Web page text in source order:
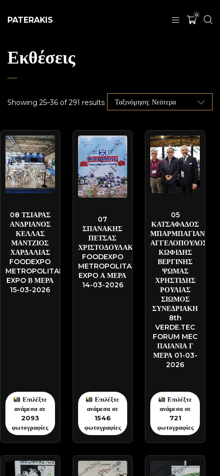
PATERAKIS
0
Εκθέσεις
Showing 25–36 of 291 results
08 ΤΣΙΑΡΑΣ
ΑΝΔΡΙΑΝΟΣ
ΚΕΛΛΑΣ
ΜΑΝΤΖΙΟΣ
ΧΑΡΔΑΛΙΑΣ
FOODEXPO
METROPOLITAN
EXPO Β ΜΕΡΑ
15-03-2026
Επιλέξτε
ανάμεσα σε
2093
φωτογραφίες
07
ΣΠΑΝΑΚΗΣ
ΠΕΤΣΑΣ
ΧΡΙΣΤΟΔΟΥΛΑΚΗΣ
FOODEXPO
METROPOLITAN
EXPO Α ΜΕΡΑ
14-03-2026
Επιλέξτε
ανάμεσα σε
1546
φωτογραφίες
05
ΚΑΤΣΑΦΑΔΟΣ
ΜΠΑΡΜΠΑΓΙΑΝΝΗ
ΑΓΓΕΛΟΠΟΥΛΟΣ
ΚΩΦΙΔΗΣ
ΒΕΡΓΙΝΗΣ
ΨΩΜΑΣ
ΧΡΗΣΤΙΔΗΣ
ΡΟΥΛΙΑΣ
ΣΙΩΜΟΣ
ΣΥΝΕΔΡΙΑΚΗ
8th
VERDE.TEC
FORUM MEC
ΠΑΙΑΝΙΑ Γ
ΜΕΡΑ 01-03-
2026
Επιλέξτε
ανάμεσα σε
721
φωτογραφίες